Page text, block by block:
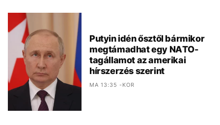
Putyin idén ősztől bármikor
megtámadhat egy NATO-
tagállamot az amerikai
hírszerzés szerint
MA 13:35 -KOR